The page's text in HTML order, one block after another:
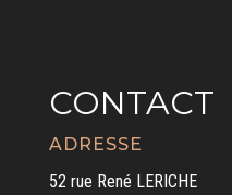
CONTACT
ADRESSE
52 rue René LERICHE